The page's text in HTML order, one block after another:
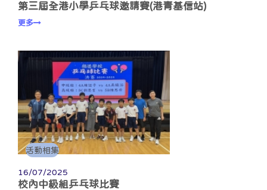
第三屆全港小學乒乓球邀請賽(港青基信站)
更多
活動相集
16/07/2025
校內中級組乒乓球比賽